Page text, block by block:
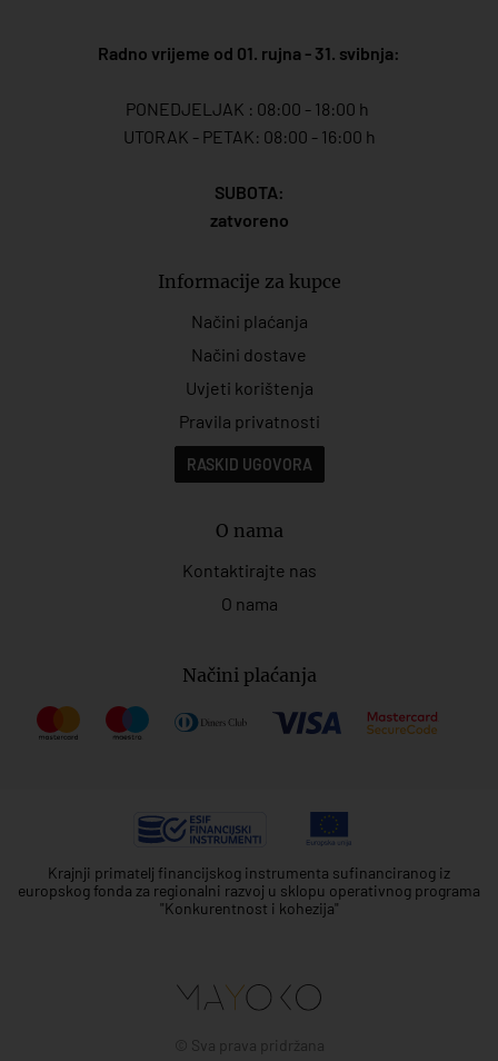
Radno vrijeme od 01. rujna - 31. svibnja:
PONEDJELJAK : 08:00 - 18:00 h
UTORAK - PETAK: 08:00 - 16:00 h
SUBOTA:
zatvoreno
Informacije za kupce
Načini plaćanja
Načini dostave
Uvjeti korištenja
Pravila privatnosti
RASKID UGOVORA
O nama
Kontaktirajte nas
O nama
Načini plaćanja
Krajnji primatelj financijskog instrumenta sufinanciranog iz
europskog fonda za regionalni razvoj u sklopu operativnog programa
"Konkurentnost i kohezija"
© Sva prava pridržana